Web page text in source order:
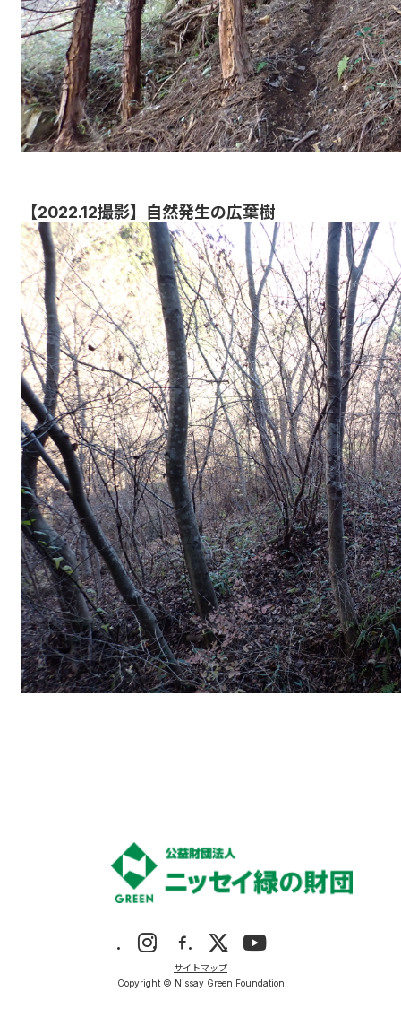
【2022.12撮影】自然発生の広葉樹
サイトマップ
Copyright © Nissay Green Foundation